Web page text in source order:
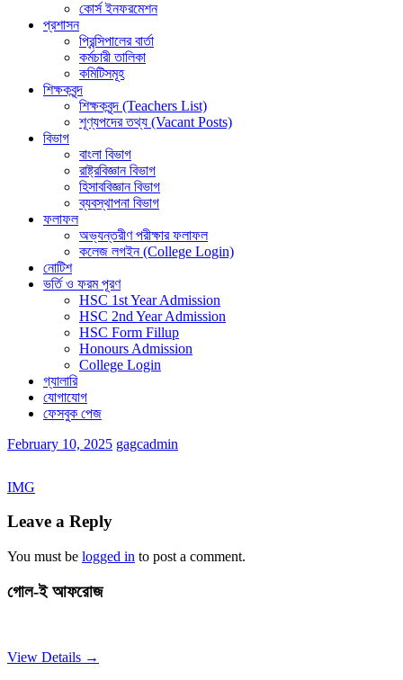
কোর্স ইনফরমেশন
প্রশাসন
প্রিন্সিপালের বার্তা
কর্মচারী তালিকা
কমিটিসমূহ
শিক্ষকবৃন্দ
শিক্ষকবৃন্দ (Teachers List)
শূণ্যপদের তথ্য (Vacant Posts)
বিভাগ
বাংলা বিভাগ
রাষ্ট্রবিজ্ঞান বিভাগ
হিসাববিজ্ঞান বিভাগ
ব্যবস্থাপনা বিভাগ
ফলাফল
অভ্যন্তরীণ পরীক্ষার ফলাফল
কলেজ লগইন (College Login)
নোটিশ
ভর্তি ও ফরম পূরণ
HSC 1st Year Admission
HSC 2nd Year Admission
HSC Form Fillup
Honours Admission
College Login
গ্যালারি
যোগাযোগ
ফেসবুক পেজ
February 10, 2025 gagcadmin
IMG
Leave a Reply
You must be logged in to post a comment.
গোল-ই আফরোজ
View Details →